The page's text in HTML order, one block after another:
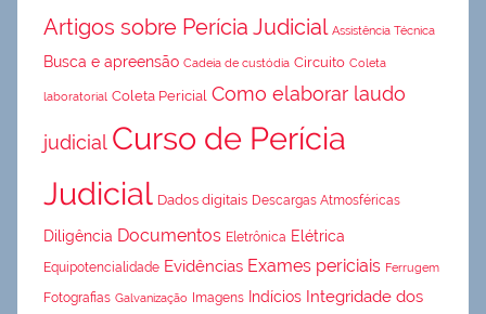
Artigos sobre Perícia Judicial Assistência Técnica
Busca e apreensão Cadeia de custódia Circuito Coleta
laboratorial Coleta Pericial Como elaborar laudo
judicial Curso de Perícia
Judicial Dados digitais Descargas Atmosféricas
Diligência Documentos Eletrônica Elétrica
Equipotencialidade Evidências Exames periciais Ferrugem
Fotografias Galvanização Imagens Indícios Integridade dos